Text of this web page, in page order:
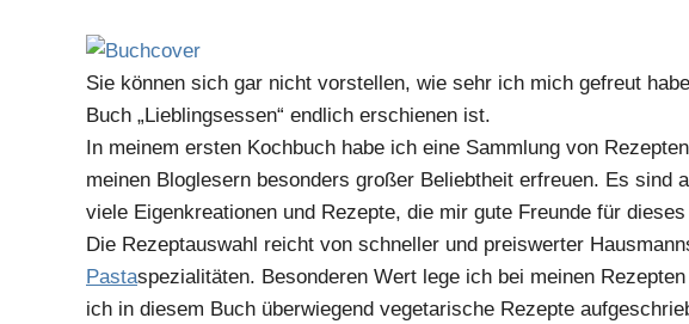
Sie können sich gar nicht vorstellen, wie sehr ich mich gefreut
Buch „Lieblingsessen“ endlich erschienen ist.
In meinem ersten Kochbuch habe ich eine Sammlung von
meinen Bloglesern besonders großer Beliebtheit erfreuen. Es sind
viele Eigenkreationen und Rezepte, die mir gute Freunde für
Die Rezeptauswahl reicht von schneller und preiswerter
Pastaspezialitäten. Besonderen Wert lege ich bei meinen
ich in diesem Buch überwiegend vegetarische Rezepte